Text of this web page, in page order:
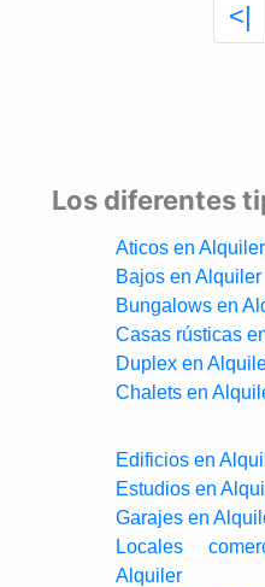
<|
Los diferentes
Aticos en Alquiler
Bajos en Alquiler
Bungalows en
Casas rústicas
Duplex en
Chalets en
Edificios en
Estudios en
Garajes en
Locales
Alquiler